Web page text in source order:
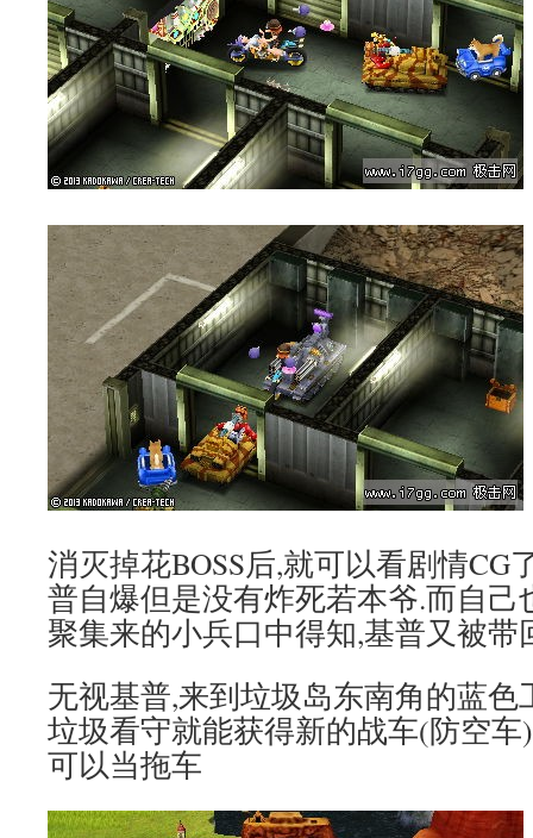
消灭掉花BOSS后,就可以看剧情CG
普自爆但是没有炸死若本爷.而自己
聚集来的小兵口中得知,基普又被带
无视基普,来到垃圾岛东南角的蓝色
垃圾看守就能获得新的战车(防空
可以当拖车